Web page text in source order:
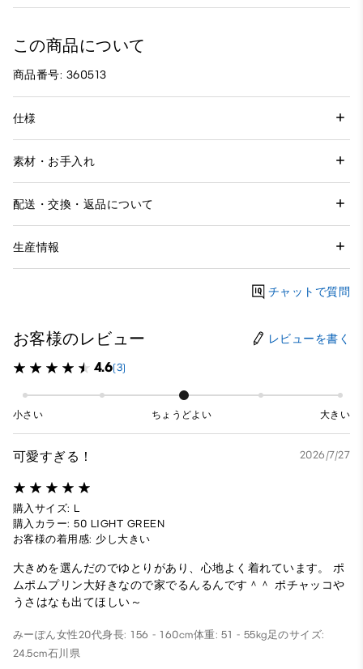
この商品について
商品番号: 360513
仕様
素材・お手入れ
配送・交換・返品について
生産情報
チャットで質問
お客様のレビュー レビューを書く
4.6(3)
小さい ちょうどよい 大きい
可愛すぎる！ 2026/7/27
購入サイズ: L
購入カラー: 50 LIGHT GREEN
お客様の着用感: 少し大きい
大きめを選んだのでゆとりがあり、心地よく着れています。 ポ
ムポムプリン大好きなので家でるんるんです＾＾ ポチャッコや
うさはなも出てほしい～
みーぽん女性20代身長: 156 - 160cm体重: 51 - 55kg足のサイズ:
24.5cm石川県